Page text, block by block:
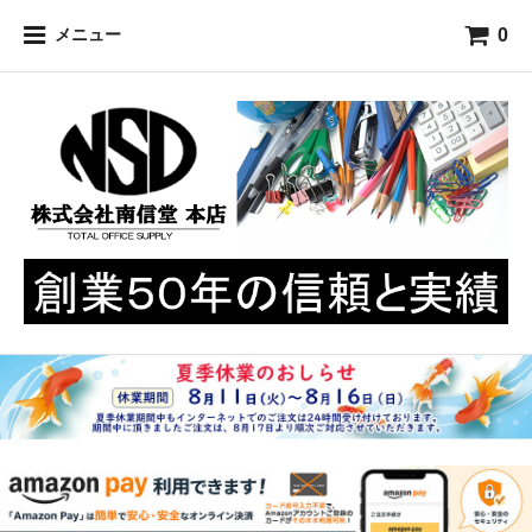
メニュー 0